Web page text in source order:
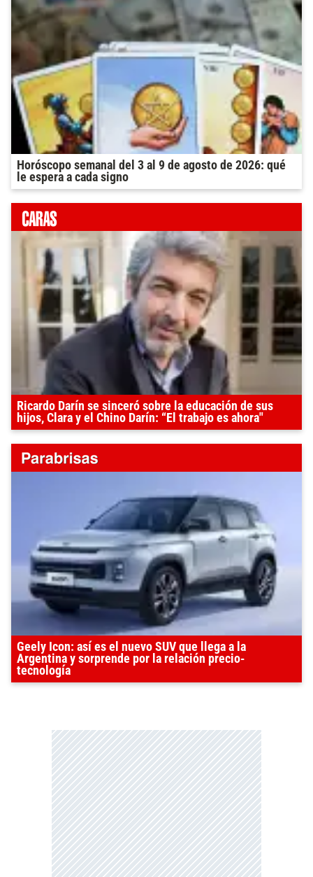
Horóscopo semanal del 3 al 9 de agosto de 2026: qué
le espera a cada signo
Ricardo Darín se sinceró sobre la educación de sus
hijos, Clara y el Chino Darín: “El trabajo es ahora"
Geely Icon: así es el nuevo SUV que llega a la
Argentina y sorprende por la relación precio-
tecnología